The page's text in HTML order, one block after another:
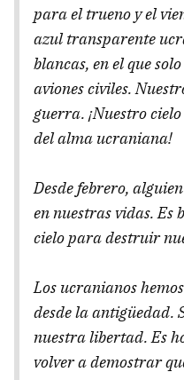
para el trueno y el
azul transparente
blancas, en el que
aviones civiles.
guerra. ¡Nuestro
del alma ucraniana!
Desde febrero,
en nuestras vidas.
cielo para destruir
Los ucranianos
desde la antigüedad.
nuestra libertad. Es
volver a demostrar